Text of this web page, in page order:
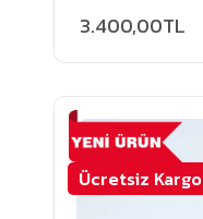
3.400,00TL
Ücretsiz Kargo